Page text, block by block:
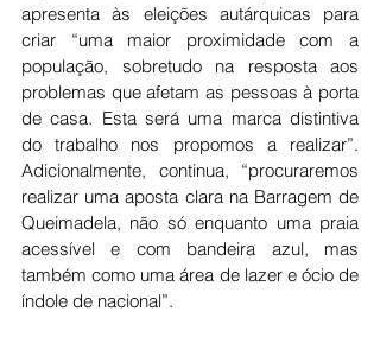
apresenta às eleições autárquicas para
criar “uma maior proximidade com a
população, sobretudo na resposta aos
problemas que afetam as pessoas à porta
de casa. Esta será uma marca distintiva
do trabalho nos propomos a realizar”.
Adicionalmente, continua, “procuraremos
realizar uma aposta clara na Barragem de
Queimadela, não só enquanto uma praia
acessível e com bandeira azul, mas
também como uma área de lazer e ócio de
índole de nacional”.